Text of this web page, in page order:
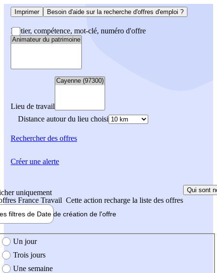
Imprimer Besoin d'aide sur la recherche d'offres d'emploi ?
Métier, compétence, mot-clé, numéro d'offre
Lieu de travail
Distance autour du lieu choisi
Rechercherdes offres
uniquement
France Travail Cette action recharge la liste des offres
Qui sont
filtres de Date de création de l'offre
création de l'offre
Un jour
Trois jours
Une semaine
Créer une alerte